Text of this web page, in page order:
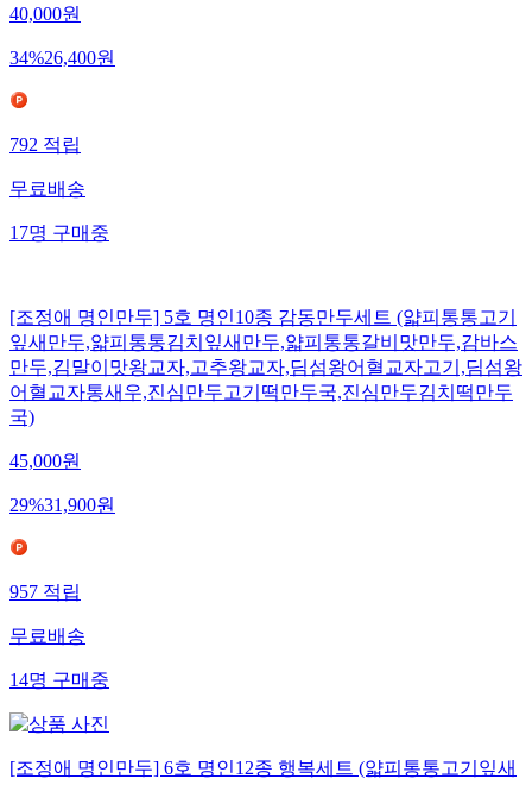
40,000원
34%26,400원
792적립
무료배송
17명구매중
[조정애 명인만두] 5호 명인10종 감동만두세트 (얇피통통고기
잎새만두,얇피통통김치잎새만두,얇피통통갈비맛만두,감바스
만두,김말이맛왕교자,고추왕교자,딤섬왕어혈교자고기,딤섬왕
어혈교자통새우,진심만두고기떡만두국,진심만두김치떡만두
국)
45,000원
29%31,900원
957적립
무료배송
14명구매중
[조정애 명인만두] 6호 명인12종 행복세트 (얇피통통고기잎새